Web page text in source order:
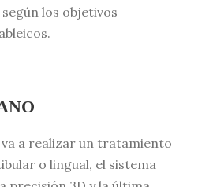
los objetivos
a realizar un tratamiento
o lingual, el sistema